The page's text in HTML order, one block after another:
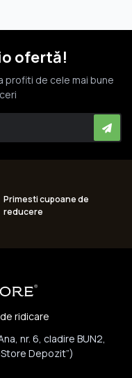
ofertă!
profiti de cele mai bune
Primesti cupoane de
reducere
ridicare
nr. 6, cladire BUN2,
Depozit”)